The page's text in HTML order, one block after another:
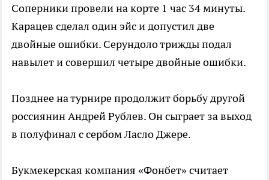
Соперники провели на корте 1 час 34 минуты.
Карацев сделал один эйс и допустил две
двойные ошибки. Серундоло трижды подал
навылет и совершил четыре двойные ошибки.
Позднее на турнире продолжит борьбу другой
россиянин Андрей Рублев. Он сыграет за выход
в полуфинал с сербом Ласло Джере.
Букмекерская компания «Фонбет» считает